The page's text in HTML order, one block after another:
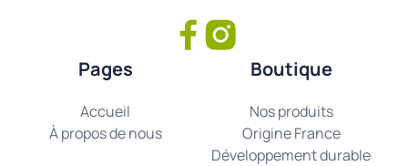
Pages
Accueil
À propos de nous
Boutique
Nos produits
Origine France
Développement durable